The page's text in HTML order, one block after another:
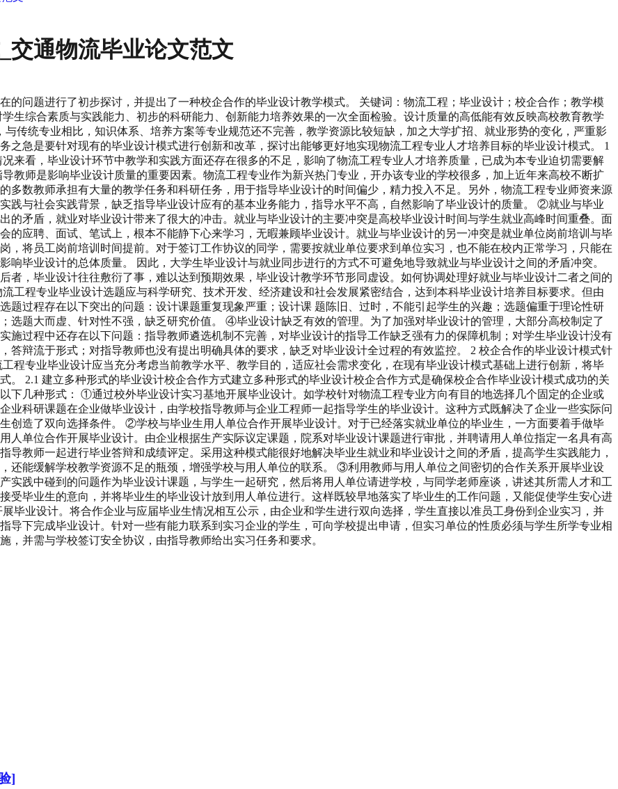
交通物流毕业论文范文
的问题进行了初步探讨，并提出了一种校企合作的毕业设计教学模式。 关键词：物流工程；毕业设计；校企合作；教学模
生综合素质与实践能力、初步的科研能力、创新能力培养效果的一次全面检验。设计质量的高低能有效反映高校教育教学
传统专业相比，知识体系、培养方案等专业规范还不完善，教学资源比较短缺，加之大学扩招、就业形势的变化，严重影
之急是要针对现有的毕业设计模式进行创新和改革，探讨出能够更好地实现物流工程专业人才培养目标的毕业设计模式。 1
来看，毕业设计环节中教学和实践方面还存在很多的不足，影响了物流工程专业人才培养质量，已成为本专业迫切需要解
教师是影响毕业设计质量的重要因素。物流工程专业作为新兴热门专业，开办该专业的学校很多，加上近年来高校不断扩
多数教师承担有大量的教学任务和科研任务，用于指导毕业设计的时间偏少，精力投入不足。另外，物流工程专业师资来源
践与社会实践背景，缺乏指导毕业设计应有的基本业务能力，指导水平不高，自然影响了毕业设计的质量。 ②就业与毕业
的矛盾，就业对毕业设计带来了很大的冲击。就业与毕业设计的主要冲突是高校毕业设计时间与学生就业高峰时间重叠。面
的应聘、面试、笔试上，根本不能静下心来学习，无暇兼顾毕业设计。就业与毕业设计的另一冲突是就业单位岗前培训与毕
，将员工岗前培训时间提前。对于签订工作协议的同学，需要按就业单位要求到单位实习，也不能在校内正常学习，只能在
毕业设计的总体质量。 因此，大学生毕业设计与就业同步进行的方式不可避免地导致就业与毕业设计之间的矛盾冲突。
者，毕业设计往往敷衍了事，难以达到预期效果，毕业设计教学环节形同虚设。如何协调处理好就业与毕业设计二者之间的
工程专业毕业设计选题应与科学研究、技术开发、经济建设和社会发展紧密结合，达到本科毕业设计培养目标要求。但由
题过程存在以下突出的问题：设计课题重复现象严重；设计课 题陈旧、过时，不能引起学生的兴趣；选题偏重于理论性研
选题大而虚、针对性不强，缺乏研究价值。 ④毕业设计缺乏有效的管理。为了加强对毕业设计的管理，大部分高校制定了
施过程中还存在以下问题：指导教师遴选机制不完善，对毕业设计的指导工作缺乏强有力的保障机制；对学生毕业设计没有
答辩流于形式；对指导教师也没有提出明确具体的要求，缺乏对毕业设计全过程的有效监控。 2 校企合作的毕业设计模式针
程专业毕业设计应当充分考虑当前教学水平、教学目的，适应社会需求变化，在现有毕业设计模式基础上进行创新，将毕
。 2.1 建立多种形式的毕业设计校企合作方式建立多种形式的毕业设计校企合作方式是确保校企合作毕业设计模式成功的关
下几种形式： ①通过校外毕业设计实习基地开展毕业设计。如学校针对物流工程专业方向有目的地选择几个固定的企业或
业科研课题在企业做毕业设计，由学校指导教师与企业工程师一起指导学生的毕业设计。这种方式既解决了企业一些实际问
创造了双向选择条件。 ②学校与毕业生用人单位合作开展毕业设计。对于已经落实就业单位的毕业生，一方面要着手做毕
人单位合作开展毕业设计。由企业根据生产实际议定课题，院系对毕业设计课题进行审批，并聘请用人单位指定一名具有高
教师一起进行毕业答辩和成绩评定。采用这种模式能很好地解决毕业生就业和毕业设计之间的矛盾，提高学生实践能力，
还能缓解学校教学资源不足的瓶颈，增强学校与用人单位的联系。 ③利用教师与用人单位之间密切的合作关系开展毕业设
实践中碰到的问题作为毕业设计课题，与学生一起研究，然后将用人单位请进学校，与同学老师座谈，讲述其所需人才和工
受毕业生的意向，并将毕业生的毕业设计放到用人单位进行。这样既较早地落实了毕业生的工作问题，又能促使学生安心进
毕业设计。将合作企业与应届毕业生情况相互公示，由企业和学生进行双向选择，学生直接以准员工身份到企业实习，并
导下完成毕业设计。针对一些有能力联系到实习企业的学生，可向学校提出申请，但实习单位的性质必须与学生所学专业相
并需与学校签订安全协议，由指导教师给出实习任务和要求。
]